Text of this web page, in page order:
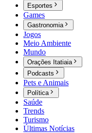
Esportes
Games
Gastronomia
Jogos
Meio Ambiente
Mundo
Orações Itatiaia
Podcasts
Pets e Animais
Política
Saúde
Trends
Turismo
Últimas Notícias